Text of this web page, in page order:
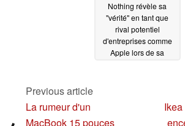
Nothing révèle sa
"vérité" en tant que
rival potentiel
d'entreprises comme
Apple lors de sa
Previous article
La rumeur d'un
MacBook 15 pouces